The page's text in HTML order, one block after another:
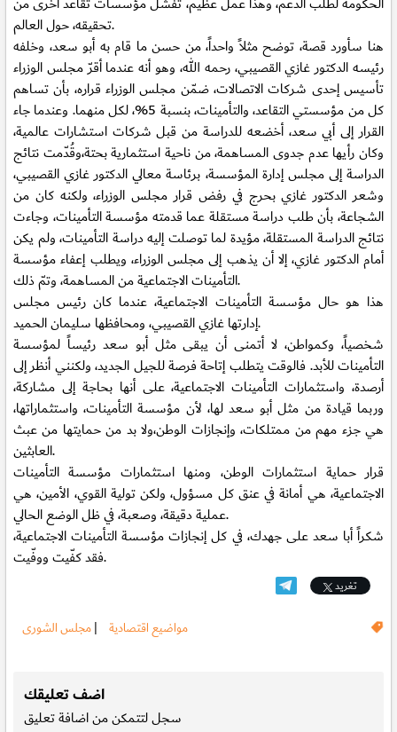
تحقيقه، حول العالم.
هنا سأورد قصة، توضح مثلاً واحداً، من حسن ما قام به أبو سعد، وخلفه
رئيسه الدكتور غازي القصيبي، رحمه الله، وهو أنه عندما أقرّ مجلس الوزراء
تأسيس إحدى شركات الاتصالات، ضمّن مجلس الوزراء قراره، بأن تساهم
كل من مؤسستي التقاعد، والتأمينات، بنسبة 5%، لكل منهما. وعندما جاء
القرار إلى أبي سعد، أخضعه للدراسة من قبل شركات استشارات عالمية،
وكان رأيها عدم جدوى المساهمة، من ناحية استثمارية بحتة،وقُدّمت نتائج
الدراسة إلى مجلس إدارة المؤسسة، برئاسة معالي الدكتور غازي القصيبي،
وشعر الدكتور غازي بحرج في رفض قرار مجلس الوزراء، ولكنه كان من
الشجاعة، بأن طلب دراسة مستقلة عما قدمته مؤسسة التأمينات، وجاءت
نتائج الدراسة المستقلة، مؤيدة لما توصلت إليه دراسة التأمينات، ولم يكن
أمام الدكتور غازي، إلا أن يذهب إلى مجلس الوزراء، ويطلب إعفاء مؤسسة
التأمينات الاجتماعية من المساهمة، وتمّ ذلك.
هذا هو حال مؤسسة التأمينات الاجتماعية، عندما كان رئيس مجلس
إدارتها غازي القصيبي، ومحافظها سليمان الحميد.
شخصياً، وكمواطن، لا أتمنى أن يبقى مثل أبو سعد رئيساً لمؤسسة
التأمينات للأبد. فالوقت يتطلب إتاحة فرصة للجيل الجديد، ولكنني أنظر إلى
أرصدة، واستثمارات التأمينات الاجتماعية، على أنها بحاجة إلى مشاركة،
وربما قيادة من مثل أبو سعد لها، لأن مؤسسة التأمينات، واستثماراتها،
هي جزء مهم من ممتلكات، وإنجازات الوطن،ولا بد من حمايتها من عبث
العابثين.
قرار حماية استثمارات الوطن، ومنها استثمارات مؤسسة التأمينات
الاجتماعية، هي أمانة في عنق كل مسؤول، ولكن تولية القوي، الأمين، هي
عملية دقيقة، وصعبة، في ظل الوضع الحالي.
شكراً أبا سعد على جهدك، في كل إنجازات مؤسسة التأمينات الاجتماعية،
فقد كفّيت ووفّيت.
تغريد
مواضيع اقتصادية |مجلس الشورى
اضف تعليقك
سجللتتمكن من اضافة تعليق